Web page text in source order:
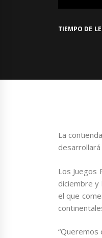
TIEMPO DE
La
Los Juegos
diciembre y
el que